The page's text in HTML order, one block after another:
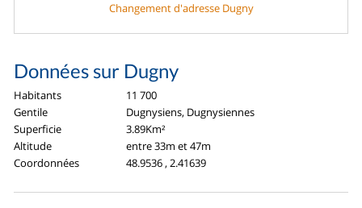
Changement d'adresse Dugny
Données sur Dugny
Habitants
11 700
Gentile
Dugnysiens, Dugnysiennes
Superficie
3.89Km²
Altitude
entre 33m et 47m
Coordonnées
48.9536 , 2.41639